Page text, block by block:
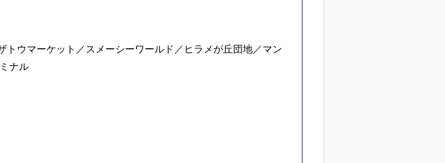
ウマーケット／スメーシーワールド／ヒラメが丘団地／マン
ナル